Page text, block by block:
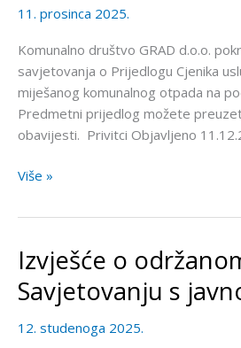
11. prosinca 2025.
Komunalno društvo GRAD d.o.o.
savjetovanja o Prijedlogu Cjenika
miješanog komunalnog otpada na
Predmetni prijedlog možete
obavijesti. Privitci Objavljeno
usluge
miješanog
komunalnog
otpada
Više »
Izvješće o
Savjetovanju s
12. studenoga 2025.
Izvješće
o
održanom
s